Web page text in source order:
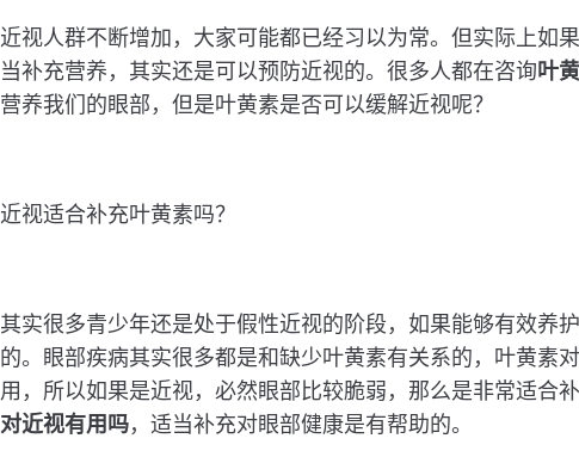
近视人群不断增加，大家可能都已经习以为常。但实际上如
当补充营养，其实还是可以预防近视的。很多人都在咨询叶
营养我们的眼部，但是叶黄素是否可以缓解近视呢？
近视适合补充叶黄素吗？
其实很多青少年还是处于假性近视的阶段，如果能够有效养
的。眼部疾病其实很多都是和缺少叶黄素有关系的，叶黄素
用，所以如果是近视，必然眼部比较脆弱，那么是非常适合
对近视有用吗，适当补充对眼部健康是有帮助的。